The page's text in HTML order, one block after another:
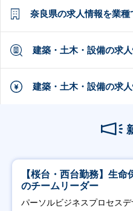
奈良県の求人情報を業種
建築・土木・設備の求
建築・土木・設備の求
【桜台・西台勤務】生
のチームリーダー
パーソルビジネスプロセス